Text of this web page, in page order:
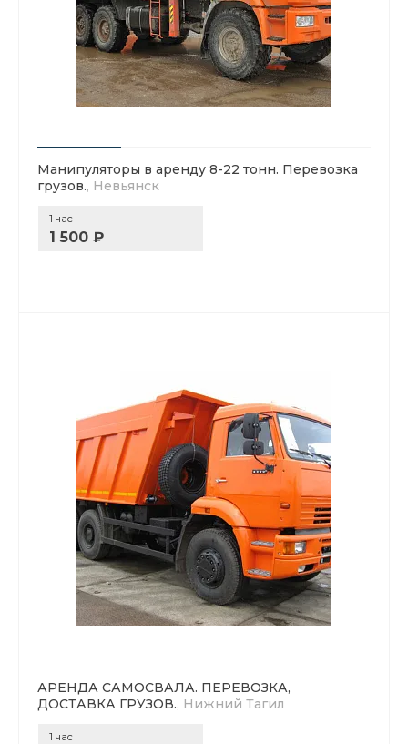
Манипуляторы в аренду 8-22 тонн. Перевозка
грузов., Невьянск
1 час
1 500 ₽
АРЕНДА САМОСВАЛА. ПЕРЕВОЗКА,
ДОСТАВКА ГРУЗОВ., Нижний Тагил
1 час